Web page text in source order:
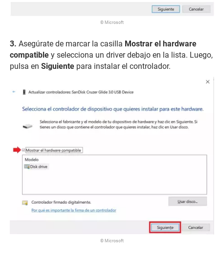
© Microsoft
Asegúrate de marcar la casilla Mostrar el hardware
compatible y selecciona un driver debajo en la lista. Luego,
pulsa en Siguiente para instalar el controlador.
© Microsoft